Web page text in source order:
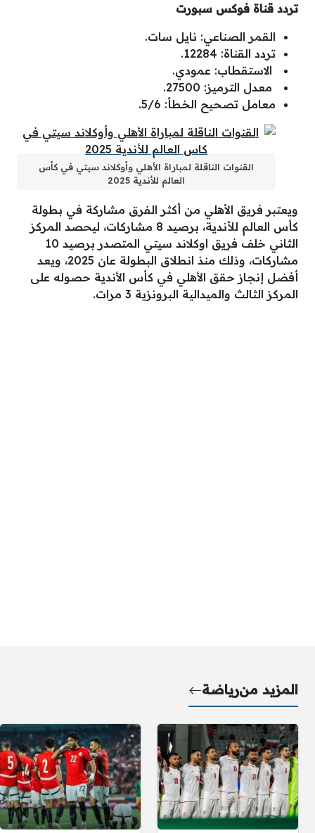
تردد قناة فوكس سبورت
القمر الصناعي: نايل سات.
تردد القناة: 12284.
الاستقطاب: عمودي.
معدل الترميز: 27500.
معامل تصحيح الخطأ: 5/6.
القنوات الناقلة لمباراة الأهلي وأوكلاند سيتي في كأس
العالم للأندية 2025
ويعتبر فريق الأهلي من أكثر الفرق مشاركة في بطولة
كأس العالم للأندية، برصيد 8 مشاركات، ليحصد المركز
الثاني خلف فريق اوكلاند سيتي المتصدر برصيد 10
مشاركات، وذلك منذ انطلاق البطولة عان 2025، ويعد
أفضل إنجاز حقق الأهلي في كأس الأندية حصوله على
المركز الثالث والميدالية البرونزية 3 مرات.
المزيد منرياضة